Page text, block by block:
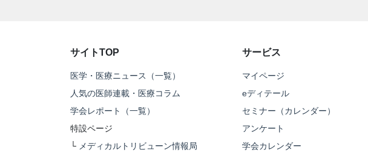
サイトTOP
医学・医療ニュース（一覧）
人気の医師連載・医療コラム
学会レポート（一覧）
特設ページ
└ メディカルトリビューン情報局
サービス
マイページ
eディテール
セミナー（カレンダー）
アンケート
学会カレンダー